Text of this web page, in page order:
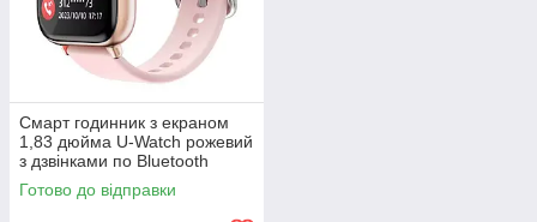
Смарт годинник з екраном
1,83 дюйма U-Watch рожевий
з дзвінками по Bluetooth
Готово до відправки